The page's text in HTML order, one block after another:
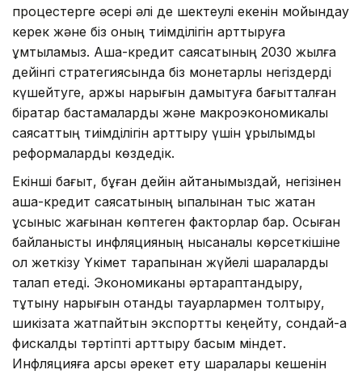
процестерге әсері әлі де шектеулі екенін мойындау
керек және біз оның тиімділігін арттыруға
ұмтыламыз. Ақша-кредит саясатының 2030 жылға
дейінгі стратегиясында біз монетарлық негіздерді
күшейтуге, қаржы нарығын дамытуға бағытталған
бірқатар бастамаларды және макроэкономикалық
саясаттың тиімділігін арттыру үшін құрылымдық
реформаларды көздедік.
Екінші бағыт, бұған дейін айтқанымыздай, негізінен
ақша-кредит саясатының ықпалынан тыс жатқан
ұсыныс жағынан көптеген факторлар бар. Осыған
байланысты инфляцияның нысаналы көрсеткішіне
қол жеткізу Үкімет тарапынан жүйелі шараларды
талап етеді. Экономиканы әртараптандыру,
тұтыну нарығын отандық тауарлармен толтыру,
шикізатқа жатпайтын экспортты кеңейту, сондай-ақ
фискалдық тәртіпті арттыру басым міндет.
Инфляцияға қарсы әрекет ету шаралары кешенін